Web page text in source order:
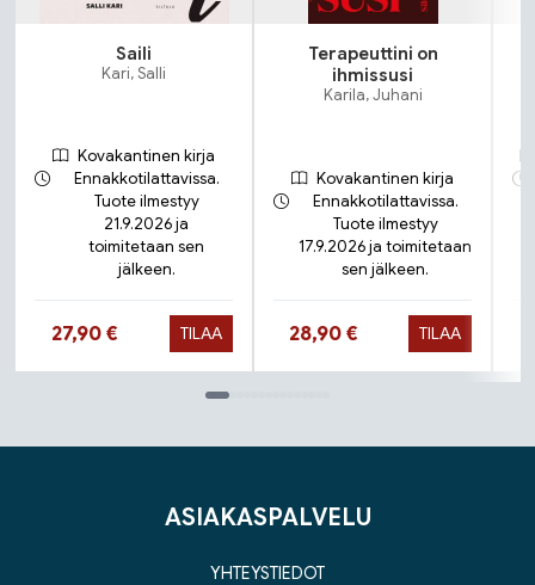
Saili
Kari, Salli
Kovakantinen kirja
Ennakkotilattavissa.
Tuote ilmestyy
21.9.2026 ja
toimitetaan sen
jälkeen.
Hinta nyt
27,90 € TILAA
Terapeuttini on
ihmissusi
Karila, Juhani
Kovakantinen kirja
Ennakkotilattavissa.
Tuote ilmestyy
17.9.2026 ja toimitetaan
sen jälkeen.
Hinta nyt
28,90 € TILAA
ASIAKASPALVELU
YHTEYSTIEDOT